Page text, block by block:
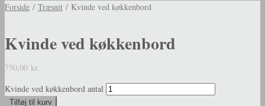
Forside / Træsnit / Kvinde ved køkkenbord
Kvinde ved køkkenbord
750,00 kr.
Kvinde ved køkkenbord antal
Tilføj til kurv